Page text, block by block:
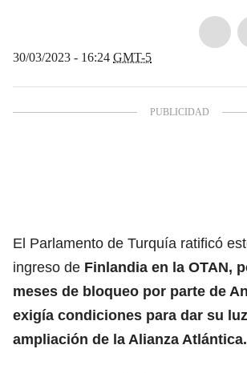
30/03/2023 - 16:24 GMT-5
El Parlamento de Turquía ratificó
ingreso de Finlandia en la OTAN,
meses de bloqueo por parte de
exigía condiciones para dar su
ampliación de la Alianza Atlántica.